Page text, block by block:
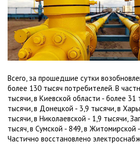
Всего, за прошедшие сутки
более 130 тысяч потребителей. В
тысячи, в Киевской области - более 31
тысячи, в Донецкой - 3,9 тысячи, в
тысячи, в Николаевской - 1,9 тысячи,
тысяч, в Сумской - 849, в Житомирской
Частично восстановлено